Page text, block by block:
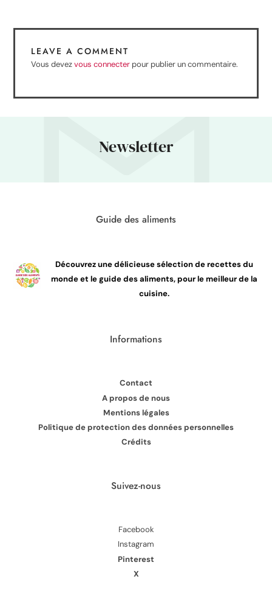
LEAVE A COMMENT
Vous devezvous connecter pour publier un commentaire.
Newsletter
Guide des aliments
Découvrez une délicieuse sélection de recettes du
monde et le guide des aliments, pour le meilleur de la
cuisine.
Informations
Contact
A propos de nous
Mentions légales
Politique de protection des données personnelles
Crédits
Suivez-nous
Facebook
Instagram
Pinterest
X